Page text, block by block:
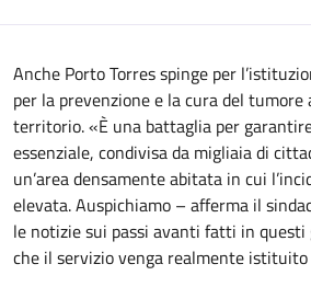
Anche Porto Torres spinge per
per la prevenzione e la cura del tumore
territorio. «È una battaglia per
essenziale, condivisa da migliaia di
un’area densamente abitata in cui
elevata. Auspichiamo – afferma il
le notizie sui passi avanti fatti in
che il servizio venga realmente